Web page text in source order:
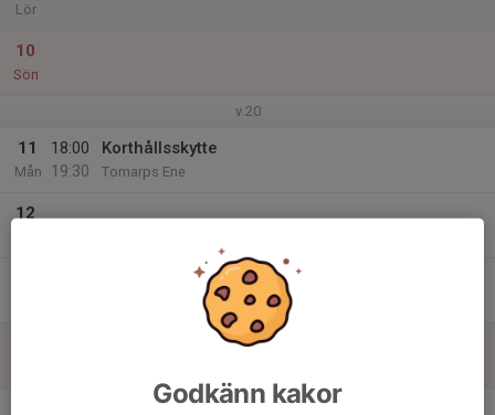
Lör
10
Sön
v.20
11
Mån
18:00
19:30
Korthållsskytte
Tomarps Ene
12
Godkänn kakor